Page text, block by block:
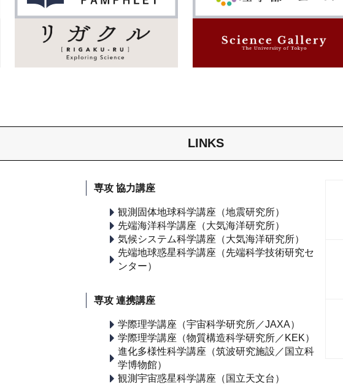
LINKS
専攻 協力講座
観測固体地球科学講座（地震研究所）
先端海洋科学講座（大気海洋研究所）
気候システム科学講座（大気海洋研究所）
先端地球惑星科学講座（先端科学技術研究セ
ンター）
専攻 連携講座
学際理学講座（宇宙科学研究所／JAXA）
学際理学講座（物質構造科学研究所／KEK）
進化多様性科学講座（筑波研究施設／国立科
学博物館）
観測宇宙惑星科学講座（国立天文台）